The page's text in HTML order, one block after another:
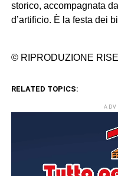
storico, accompagnata
d’artificio. È la festa dei
© RIPRODUZIONE
RELATED TOPICS: